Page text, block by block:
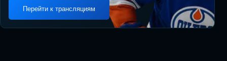
Перейти к трансляциям